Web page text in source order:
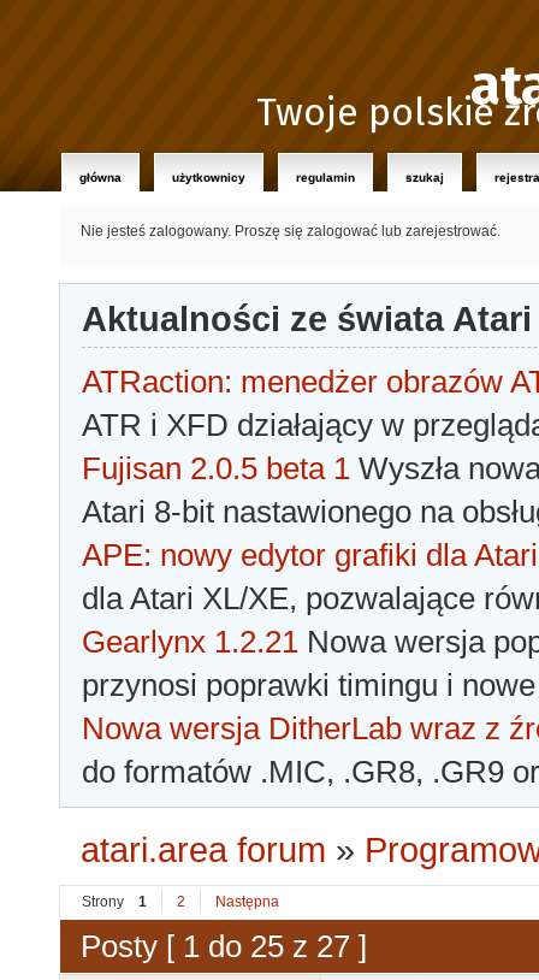
Twoje polskie
główna użytkownicy regulamin szukaj
Nie jesteś zalogowany. Proszę się zalogować lub zarejestrować.
Aktualności ze świata Atari
ATRaction: menedżer obrazów
ATR i XFD działający w
Fujisan 2.0.5 beta 1 Wyszła
Atari 8-bit nastawionego na
APE: nowy edytor grafiki dla Atari
dla Atari XL/XE, pozwalające
Gearlynx 1.2.21 Nowa wersja
przynosi poprawki timingu i
Nowa wersja DitherLab wraz z
do formatów .MIC, .GR8, .GR9
atari.area forum »
Strony 1 2 Następna
Posty [ 1 do 25 z 27 ]